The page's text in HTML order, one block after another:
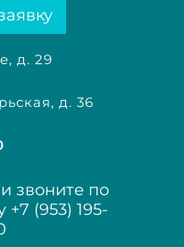
д. 29
д. 36
звоните по
+7 (953) 195-